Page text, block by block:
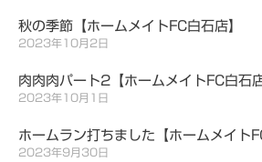
秋の季節【ホームメイトFC白石店】
2023年10月2日
肉肉肉パート2【ホームメイトFC白石店
2023年10月1日
ホームラン打ちました【ホームメイト
2023年9月30日